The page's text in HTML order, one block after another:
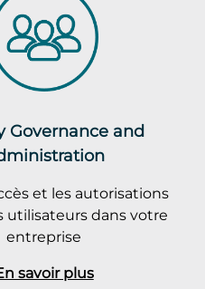
Governance and
et les autorisations
utilisateurs dans votre
entreprise
savoir plus